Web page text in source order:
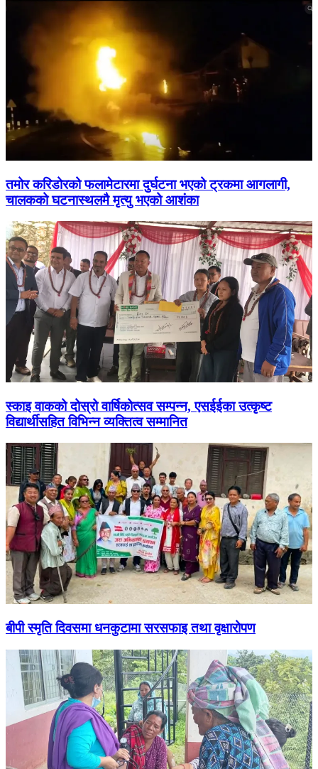
तमोर करिडोरको फलामेटारमा दुर्घटना भएको ट्रकमा आगलागी,
चालकको घटनास्थलमै मृत्यु भएको आशंका
स्काइ वाकको दोस्रो वार्षिकोत्सव सम्पन्न, एसईईका उत्कृष्ट
विद्यार्थीसहित विभिन्न व्यक्तित्व सम्मानित
बीपी स्मृति दिवसमा धनकुटामा सरसफाइ तथा वृक्षारोपण